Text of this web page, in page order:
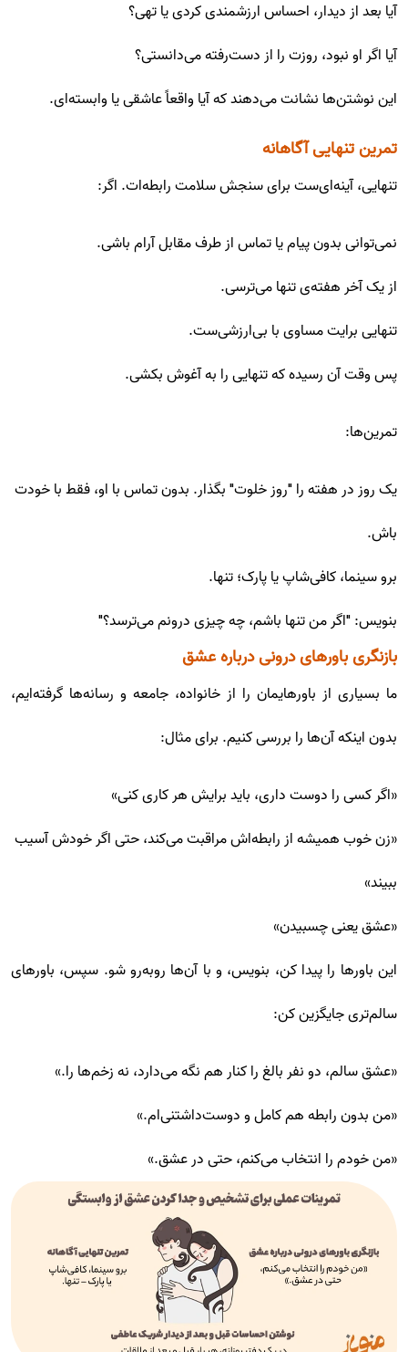
آیا بعد از دیدار، احساس ارزشمندی کردی یا تهی؟
آیا اگر او نبود، روزت را از دست‌رفته می‌دانستی؟
این نوشتن‌ها نشانت می‌دهند که آیا واقعاً عاشقی یا وابسته‌ای.
تمرین تنهایی آگاهانه
تنهایی، آینه‌ای‌ست برای سنجش سلامت رابطه‌ات. اگر:
نمی‌توانی بدون پیام یا تماس از طرف مقابل آرام باشی.
از یک آخر هفته‌ی تنها می‌ترسی.
تنهایی برایت مساوی با بی‌ارزشی‌ست.
پس وقت آن رسیده که تنهایی را به آغوش بکشی.
تمرین‌ها:
یک روز در هفته را "روز خلوت" بگذار. بدون تماس با او، فقط با خودت
باش.
برو سینما، کافی‌شاپ یا پارک؛ تنها.
بنویس: "اگر من تنها باشم، چه چیزی درونم می‌ترسد؟"
بازنگری باورهای درونی درباره عشق
ما بسیاری از باورهایمان را از خانواده، جامعه و رسانه‌ها گرفته‌ایم،
بدون اینکه آن‌ها را بررسی کنیم. برای مثال:
«اگر کسی را دوست داری، باید برایش هر کاری کنی»
«زن خوب همیشه از رابطه‌اش مراقبت می‌کند، حتی اگر خودش آسیب
ببیند»
«عشق یعنی چسبیدن»
این باورها را پیدا کن، بنویس، و با آن‌ها روبه‌رو شو. سپس، باورهای
سالم‌تری جایگزین کن:
«عشق سالم، دو نفر بالغ را کنار هم نگه می‌دارد، نه زخم‌ها را.»
«من بدون رابطه هم کامل و دوست‌داشتنی‌ام.»
«من خودم را انتخاب می‌کنم، حتی در عشق.»